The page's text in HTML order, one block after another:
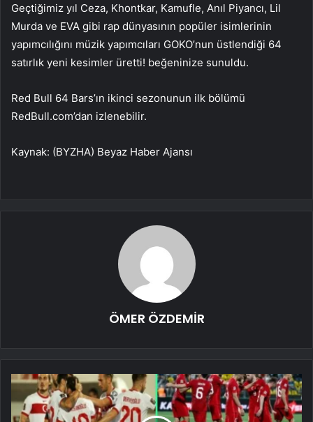
Geçtiğimiz yıl Ceza, Khontkar, Kamufle, Anıl Piyancı, Lil
Murda ve EVA gibi rap dünyasının popüler isimlerinin
yapımcılığını müzik yapımcıları GOKO’nun üstlendiği 64
satırlık yeni kesimler üretti! beğeninize sunuldu.
Red Bull 64 Bars’ın ikinci sezonunun ilk bölümü
RedBull.com’dan izlenebilir.
Kaynak: (BYZHA) Beyaz Haber Ajansı
ÖMER ÖZDEMİR